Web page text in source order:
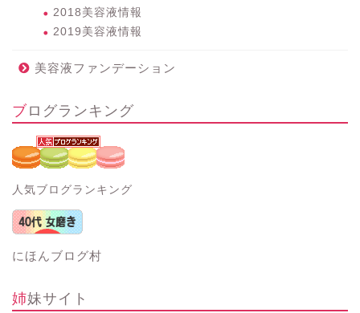
2018美容液情報
2019美容液情報
美容液ファンデーション
ブログランキング
人気ブログランキング
にほんブログ村
姉妹サイト